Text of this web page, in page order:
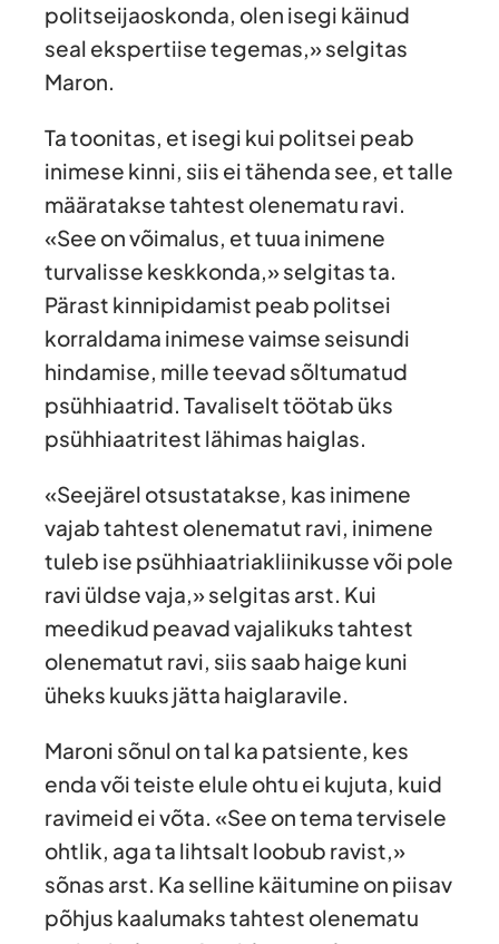
politseijaoskonda, olen isegi käinud
seal ekspertiise tegemas,» selgitas
Maron.
Ta toonitas, et isegi kui politsei peab
inimese kinni, siis ei tähenda see, et talle
määratakse tahtest olenematu ravi.
«See on võimalus, et tuua inimene
turvalisse keskkonda,» selgitas ta.
Pärast kinnipidamist peab politsei
korraldama inimese vaimse seisundi
hindamise, mille teevad sõltumatud
psühhiaatrid. Tavaliselt töötab üks
psühhiaatritest lähimas haiglas.
«Seejärel otsustatakse, kas inimene
vajab tahtest olenematut ravi, inimene
tuleb ise psühhiaatriakliinikusse või pole
ravi üldse vaja,» selgitas arst. Kui
meedikud peavad vajalikuks tahtest
olenematut ravi, siis saab haige kuni
üheks kuuks jätta haiglaravile.
Maroni sõnul on tal ka patsiente, kes
enda või teiste elule ohtu ei kujuta, kuid
ravimeid ei võta. «See on tema tervisele
ohtlik, aga ta lihtsalt loobub ravist,»
sõnas arst. Ka selline käitumine on piisav
põhjus kaalumaks tahtest olenematu